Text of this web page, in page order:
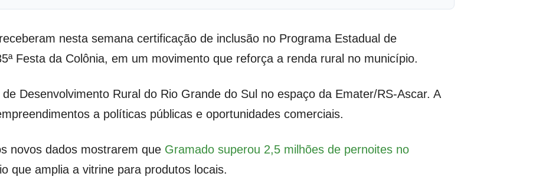
nesta semana certificação de inclusão no Programa Estadual de
Festa da Colônia, em um movimento que reforça a renda rural no município.
Desenvolvimento Rural do Rio Grande do Sul no espaço da Emater/RS-Ascar. A
a políticas públicas e oportunidades comerciais.
novos dados mostrarem que Gramado superou 2,5 milhões de pernoites no
que amplia a vitrine para produtos locais.